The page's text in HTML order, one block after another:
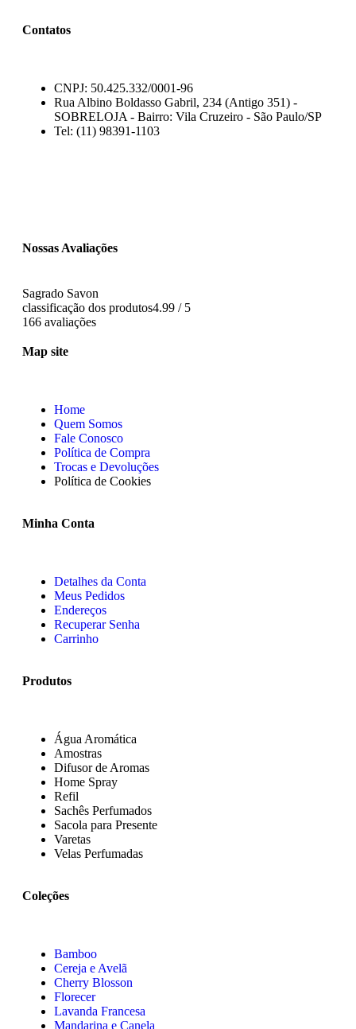
Contatos
CNPJ: 50.425.332/0001-96
Rua Albino Boldasso Gabril, 234 (Antigo 351) -
SOBRELOJA - Bairro: Vila Cruzeiro - São Paulo/SP
​​​​​​​​​​​​​​​​​​​​Tel: (11) 98391-1103
Nossas Avaliações
Sagrado Savon
classificação dos produtos4.99 / 5
166 avaliações
Map site
Home
Quem Somos
Fale Conosco
Política de Compra
Trocas e Devoluções
Política de Cookies
Minha Conta
Detalhes da Conta
Meus Pedidos
Endereços
Recuperar Senha
Carrinho
Produtos
Água Aromática
Amostras
Difusor de Aromas
Home Spray
Refil
Sachês Perfumados
Sacola para Presente
Varetas
Velas Perfumadas
Coleções
Bamboo
Cereja e Avelã
Cherry Blosson
Florecer
Lavanda Francesa
Mandarina e Canela